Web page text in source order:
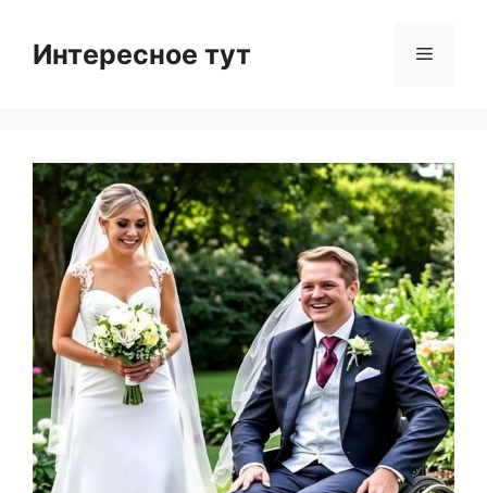
contentИнтересное тут Menu